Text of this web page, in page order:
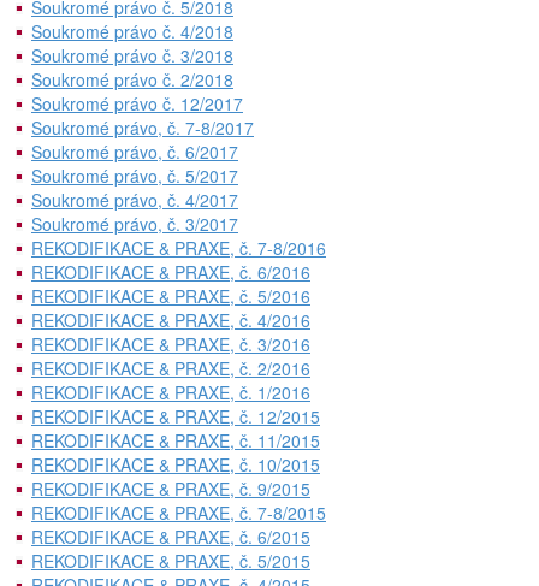
Soukromé právo č. 5/2018
Soukromé právo č. 4/2018
Soukromé právo č. 3/2018
Soukromé právo č. 2/2018
Soukromé právo č. 12/2017
Soukromé právo, č. 7-8/2017
Soukromé právo, č. 6/2017
Soukromé právo, č. 5/2017
Soukromé právo, č. 4/2017
Soukromé právo, č. 3/2017
REKODIFIKACE & PRAXE, č. 7-8/2016
REKODIFIKACE & PRAXE, č. 6/2016
REKODIFIKACE & PRAXE, č. 5/2016
REKODIFIKACE & PRAXE, č. 4/2016
REKODIFIKACE & PRAXE, č. 3/2016
REKODIFIKACE & PRAXE, č. 2/2016
REKODIFIKACE & PRAXE, č. 1/2016
REKODIFIKACE & PRAXE, č. 12/2015
REKODIFIKACE & PRAXE, č. 11/2015
REKODIFIKACE & PRAXE, č. 10/2015
REKODIFIKACE & PRAXE, č. 9/2015
REKODIFIKACE & PRAXE, č. 7-8/2015
REKODIFIKACE & PRAXE, č. 6/2015
REKODIFIKACE & PRAXE, č. 5/2015